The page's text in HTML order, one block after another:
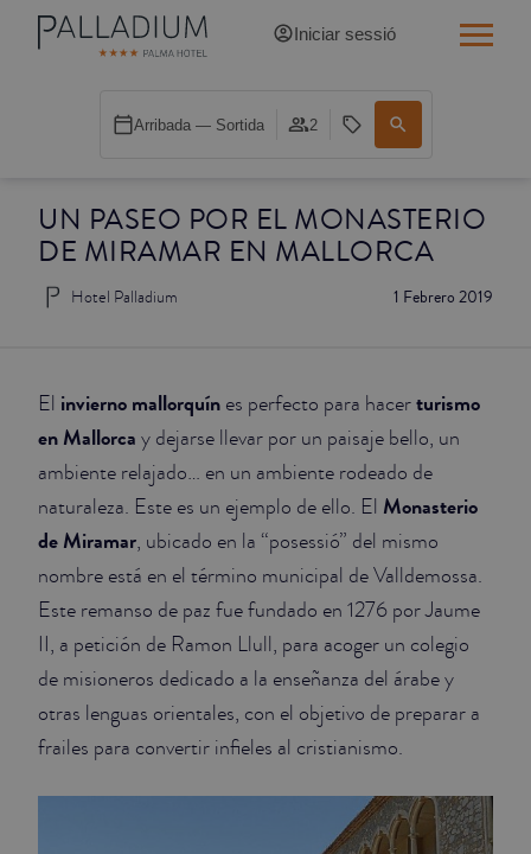
UN PASEO POR EL MONASTERIO
DE MIRAMAR EN MALLORCA
1 Febrero 2019
Hotel Palladium
El invierno mallorquín es perfecto para hacerturismo
en Mallorca y dejarse llevar por un paisaje bello, un
ambiente relajado… en un ambiente rodeado de
naturaleza. Este es un ejemplo de ello. El Monasterio
de Miramar, ubicado en la “posessió” del mismo
nombre está en el término municipal de Valldemossa.
Este remanso de paz fue fundado en 1276 por Jaume
II, a petición de Ramon Llull, para acoger un colegio
de misioneros dedicado a la enseñanza del árabe y
otras lenguas orientales, con el objetivo de preparar a
frailes para convertir infieles al cristianismo.
Iniciar sessió
Arribada — Sortida 2
INDIVIDUAL BALCÓ CATEDRAL
DOBLE WHITE
DOBLE INN CATEDRAL
SUPERIOR
JUNIOR SUITES
SUITE